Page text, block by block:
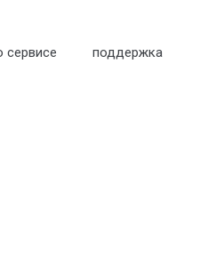
сервисе поддержка